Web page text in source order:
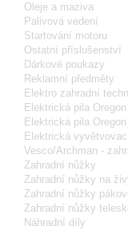
Oleje a maziva
Palivová vedení
Startování motoru
Ostatní příslušenství
Dárkové poukazy
Reklamní předměty
Elektro zahradní
Elektrická pila
Elektrická pila
Elektrická
Vesco/Archman -
Zahradní nůžky
Zahradní nůžky na
Zahradní nůžky
Zahradní nůžky
Náhradní díly